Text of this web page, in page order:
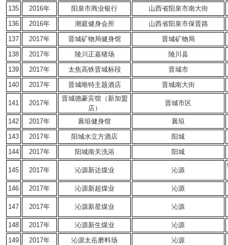
135
2016年 阳泉市商业银行
山西省阳泉市南大街
136
2016年 潮庭健身会所
山西省阳泉市保晋路
137
2017年 晋城矿物局健身馆
晋城矿物局
138
2017年 陵川正嘉猪场
陵川县
139
2017年 太焦高铁晋城标段
晋城市
140
2017年 晋城唯特主题酒店 晋城南大街
141 2017年
晋城德豪宾馆（新加盟
店）
晋城市区
142 2017年 襄垣健身馆
襄垣
143
2017年 阳城水立方酒店
阳城
144
2017年 阳城南关洗浴 阳城
145 2017年 沁源新达煤业 沁源
146 2017年 沁源新超煤业 沁源
147 2017年 沁源新星煤业 沁源
148 2017年 沁源新生煤业
沁源
149
2017年 沁源太岳磨料场
沁源